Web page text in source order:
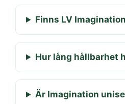
Finns LV
Hur lång hållbarhet
Är Imagination